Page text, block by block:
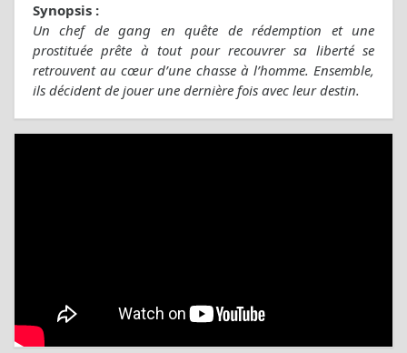
Synopsis :
Un chef de gang en quête de rédemption et une
prostituée prête à tout pour recouvrer sa liberté se
retrouvent au cœur d’une chasse à l’homme. Ensemble,
ils décident de jouer une dernière fois avec leur destin.